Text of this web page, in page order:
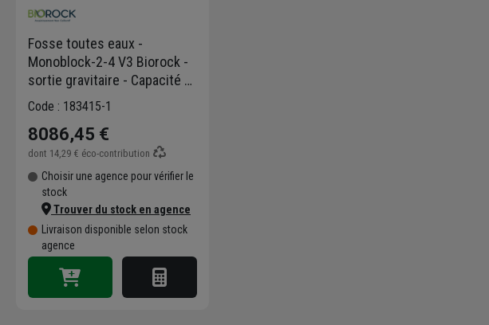
Fosse toutes eaux -
Monoblock-2-4 V3 Biorock -
sortie gravitaire - Capacité 4
E.H - 2000L
Code : 183415-1
8086,45 €
dont 14,29 € éco-contribution
Choisir une agence pour vérifier le
stock
Trouver du stock en agence
Livraison disponible selon stock
agence